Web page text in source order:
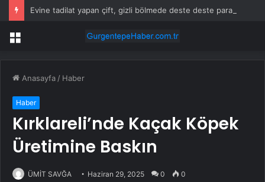
Menü
Anasayfa / Haber
Haber
Kırklareli’nde Kaçak Köpek
Üretimine Baskın
ÜMİT SAVĞA Haziran 29, 2025 0 0